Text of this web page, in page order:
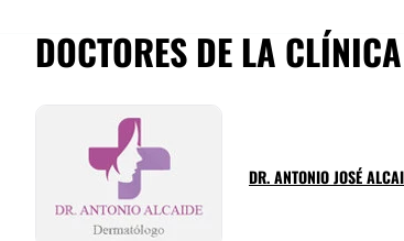
Para ofrecer las máximas comodidades y
gratuitos. Además dispone de un servicio de
elabora diariamente un completo menú de
mediterránea.
Localización.
DOCTORES DE LA CLÍNICA
DR. ANTONIO JOSÉ